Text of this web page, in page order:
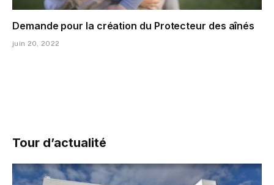
Demande pour la création du Protecteur des aînés
juin 20, 2022
Tour d’actualité